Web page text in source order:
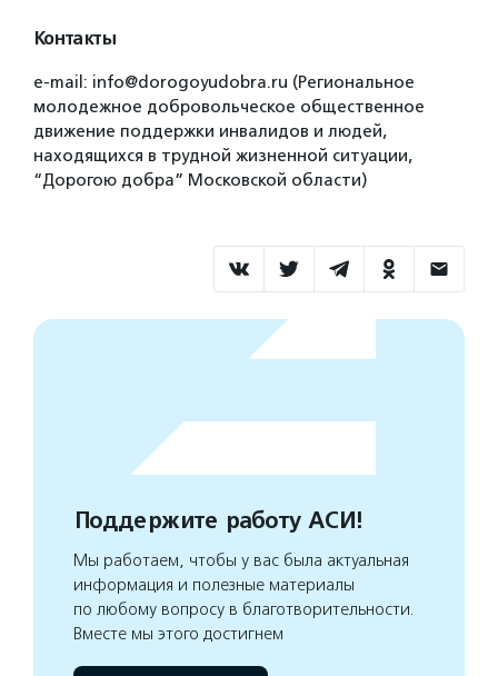
Контакты
e-mail: info@dorogoyudobra.ru (Региональное
молодежное добровольческое общественное
движение поддержки инвалидов и людей,
находящихся в трудной жизненной ситуации,
“Дорогою добра” Московской области)
Поддержите работу АСИ!
Мы работаем, чтобы у вас была актуальная
информация и полезные материалы
по любому вопросу в благотворительности.
Вместе мы этого достигнем